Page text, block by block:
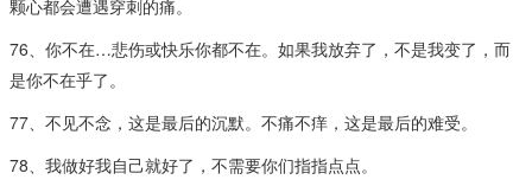
颗心都会遭遇穿刺的痛。
76、你不在…悲伤或快乐你都不在。如果我放弃了，不是我变了，而
是你不在乎了。
77、不见不念，这是最后的沉默。不痛不痒，这是最后的难受。
78、我做好我自己就好了，不需要你们指指点点。